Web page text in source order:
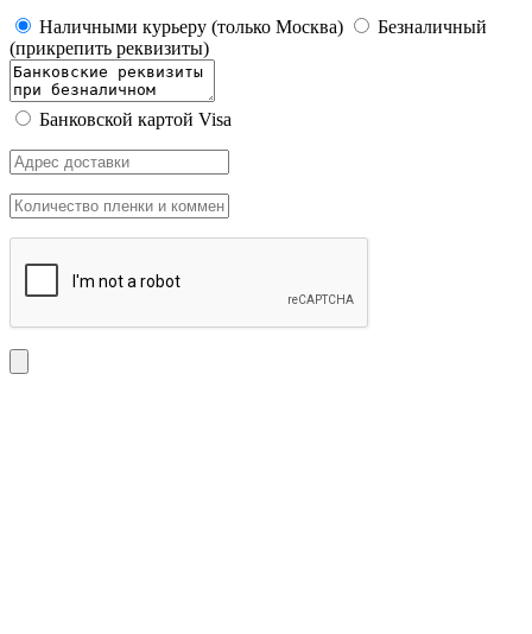
Наличными курьеру (только Москва)
Безналичный
(прикрепить реквизиты)
Банковской картой Visa